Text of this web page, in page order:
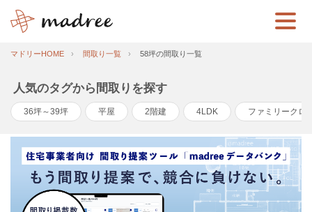
マドリーHOME 間取り一覧 58坪の間取り一覧
人気のタグから間取りを探す
36坪～39坪 平屋 2階建 4LDK ファミリークロ